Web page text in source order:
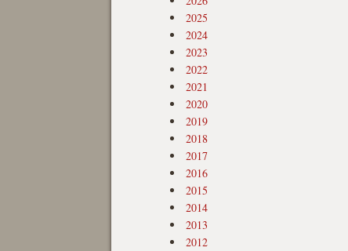
2025
2024
2023
2022
2021
2020
2019
2018
2017
2016
2015
2014
2013
2012